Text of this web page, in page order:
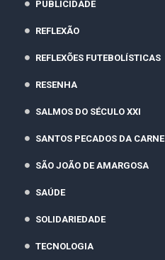
PUBLICIDADE
REFLEXÃO
REFLEXÕES FUTEBOLÍSTICAS
RESENHA
SALMOS DO SÉCULO XXI
SANTOS PECADOS DA CARNE
SÃO JOÃO DE AMARGOSA
SAÚDE
SOLIDARIEDADE
TECNOLOGIA